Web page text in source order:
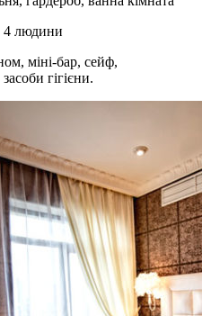
4 людини
міні-бар, сейф,
гігієни.